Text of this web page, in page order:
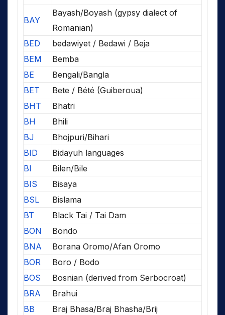
BAY
Bayash/Boyash (gypsy dialect of
Romanian)
BED
bedawiyet / Bedawi / Beja
BEM
Bemba
BE
Bengali/Bangla
BET
Bete / Bété (Guiberoua)
BHT
Bhatri
BH
Bhili
BJ
Bhojpuri/Bihari
BID
Bidayuh languages
BI
Bilen/Bile
BIS
Bisaya
BSL
Bislama
BT
Black Tai / Tai Dam
BON
Bondo
BNA
Borana Oromo/Afan Oromo
BOR
Boro / Bodo
BOS
Bosnian (derived from Serbocroat)
BRA
Brahui
BB
Braj Bhasa/Braj Bhasha/Brij